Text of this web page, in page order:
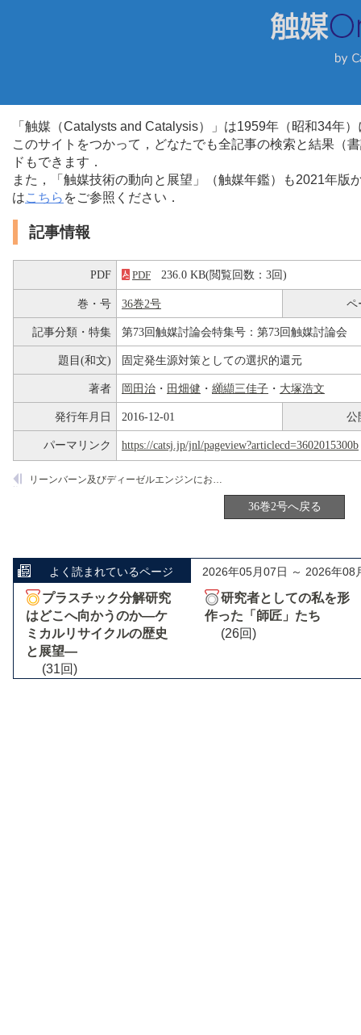
「触媒（Catalysts and Catalysis）」は1959年（昭和34年
このサイトをつかって，どなたでも全記事の検索と結果（
ドもできます．
また，「触媒技術の動向と展望」（触媒年鑑）も2021年
はこちら をご参照ください．
記事情報
PDF PDF 236.0 KB(閲覧回数：3回)
巻・号 36巻2号 ペ
記事分類・特集 第73回触媒討論会特集号：第73回触媒討論会
題目(和文) 固定発生源対策としての選択的還元
著者 岡田治 ・ 田畑健 ・ 纐纈三佳子 ・ 大塚浩文
発行年月日 2016-12-01 公
パーマリンク https://catsj.jp/jnl/pageview?articlecd=3602015300b
リーンバーン及びディーゼルエンジンにおけるNO
36巻2号へ戻る
よく読まれているページ 2026年05月07日 ～ 2026年08
プラスチック分解研究
はどこへ向かうのか―ケ
ミカルリサイクルの歴史
と展望―
(31回)
研究者としての私を形
作った「師匠」たち
(26回)